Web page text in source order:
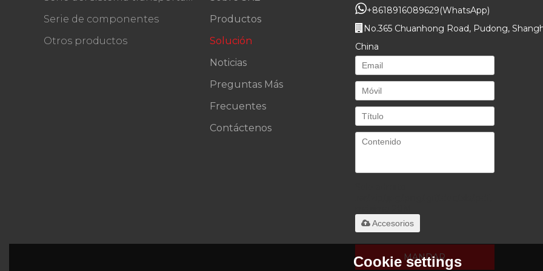
Serie de componentes
Otros productos
Productos
Solución
Noticias
Preguntas Más
Frecuentes
Contáctenos
+8618916089629(WhatsApp)
No.365 Chuanhong Road, Pudong,
China
Accesorios
MANDAR
Cookie settings